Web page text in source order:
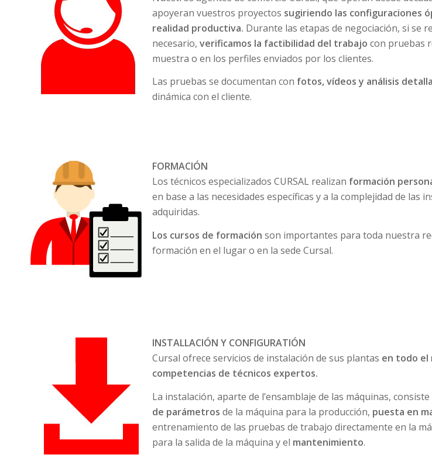
apoyeran vuestros proyectos sugiriendo las configuraciones
realidad productiva. Durante las etapas de negociación, si se
necesario, verificamos la factibilidad del trabajo con pruebas
muestra o en los perfiles enviados por los clientes.
Las pruebas se documentan con fotos, vídeos y análisis
dinámica con el cliente.
FORMACIÓN
Los técnicos especializados CURSAL realizan formación
en base a las necesidades específicas y a la complejidad de las
adquiridas.
Los cursos de formación son importantes para toda nuestra
formación en el lugar o en la sede Cursal.
INSTALLACIÓN Y CONFIGURATIÓN
Cursal ofrece servicios de instalación de sus plantas en todo el
competencias de técnicos expertos.
La instalación, aparte de l’ensamblaje de las máquinas, consiste
de parámetros de la máquina para la producción, puesta en
entrenamiento de las pruebas de trabajo directamente en la
para la salida de la máquina y el mantenimiento.